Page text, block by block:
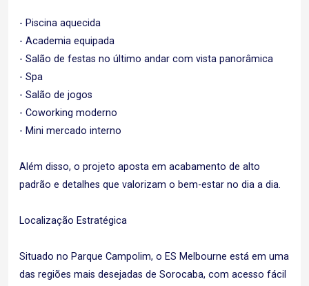
- Piscina aquecida
- Academia equipada
- Salão de festas no último andar com vista panorâmica
- Spa
- Salão de jogos
- Coworking moderno
- Mini mercado interno
Além disso, o projeto aposta em acabamento de alto
padrão e detalhes que valorizam o bem-estar no dia a dia.
Localização Estratégica
Situado no Parque Campolim, o ES Melbourne está em uma
das regiões mais desejadas de Sorocaba, com acesso fácil